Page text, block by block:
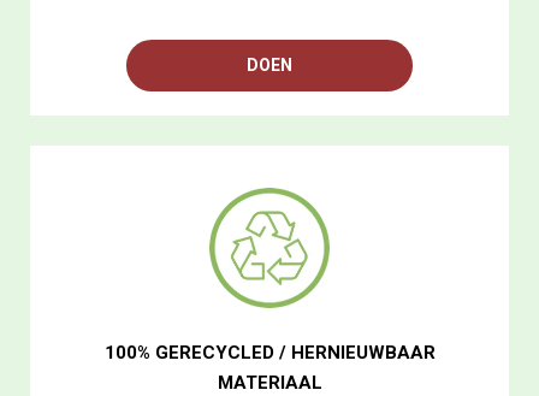
DOEN
100% GERECYCLED / HERNIEUWBAAR
MATERIAAL